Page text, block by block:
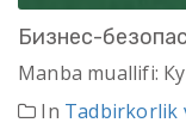
Бизнес-
Manba muallifi:
In Tadbirkorlik